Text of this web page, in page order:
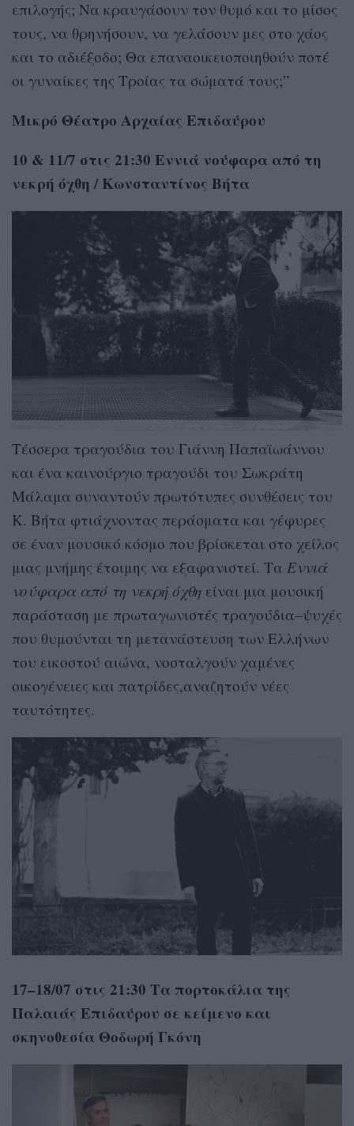
επιλογής; Να κραυγάσουν τον θυμό και το μίσος
τους, να θρηνήσουν, να γελάσουν μες στο χάος
και το αδιέξοδο; Θα επαναοικειοποιηθούν ποτέ
οι γυναίκες της Τροίας τα σώματά τους;”
Μικρό Θέατρο Αρχαίας Επιδαύρου
10 & 11/7 στις 21:30 Εννιά νούφαρα από τη
νεκρή όχθη / Κωνσταντίνος Βήτα
Τέσσερα τραγούδια του Γιάννη Παπαϊωάννου
και ένα καινούργιο τραγούδι του Σωκράτη
Μάλαμα συναντούν πρωτότυπες συνθέσεις του
Κ. Βήτα φτιάχνοντας περάσματα και γέφυρες
σε έναν μουσικό κόσμο που βρίσκεται στο χείλος
μιας μνήμης έτοιμης να εξαφανιστεί. Τα Εννιά
νούφαρα από τη νεκρή όχθη είναι μια μουσική
παράσταση με πρωταγωνιστές τραγούδια–ψυχές
που θυμούνται τη μετανάστευση των Ελλήνων
του εικοστού αιώνα, νοσταλγούν χαμένες
οικογένειες και πατρίδες,αναζητούν νέες
ταυτότητες.
17–18/07 στις 21:30 Τα πορτοκάλια της
Παλαιάς Επιδαύρου σε κείμενο και
σκηνοθεσία Θοδωρή Γκόνη